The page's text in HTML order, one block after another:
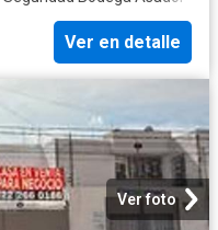
Ver en detalle
Ver foto